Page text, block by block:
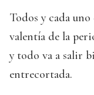
Todos y cada
valentía de la
y todo va a salir
entrecortada.